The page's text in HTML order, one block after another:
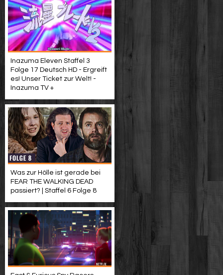
Inazuma Eleven Staffel 3
Folge 17 Deutsch HD - Ergreift
es! Unser Ticket zur Welt! -
Inazuma TV +
Was zur Hölle ist gerade bei
FEAR THE WALKING DEAD
passiert? | Staffel 6 Folge 8